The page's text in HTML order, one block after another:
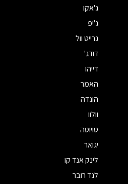
ג'אקו
ג'יפ
גרייט וול
דודג'
דייהו
האמר
הונדה
וולוו
טויוטה
יגואר
לינק אנד קו
לנד רובר